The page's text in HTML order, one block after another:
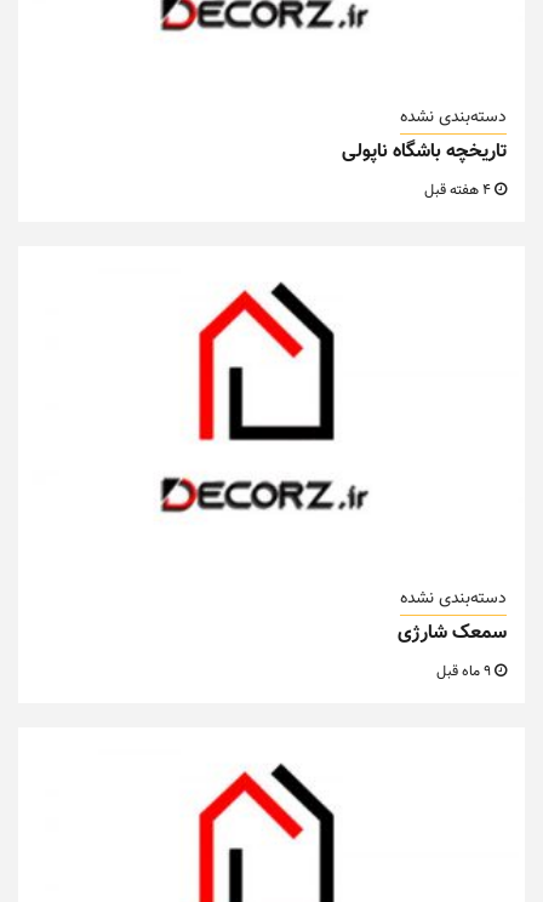
دسته‌بندی نشده
تاریخچه باشگاه ناپولی
دسته‌بندی نشده
سمعک شارژی